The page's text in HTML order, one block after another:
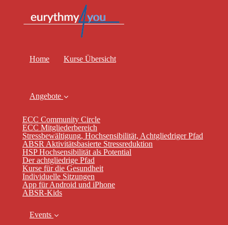
Home Kurse Übersicht
Angebote
ECC Community Circle
ECC Mitgliederbereich
Stressbewältigung, Hochsensibilität, Achtgliedriger Pfad
ABSR Aktivitätsbasierte Stressreduktion
HSP Hochsensibilität als Potential
Der achtgliedrige Pfad
Kurse für die Gesundheit
Individuelle Sitzungen
App für Android und iPhone
ABSR-Kids
Events